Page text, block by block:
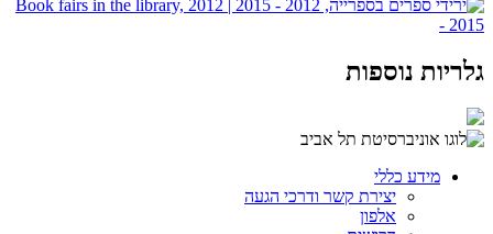
גלריות נוספות
מידע כללי
יצירת קשר ודרכי הגעה
אלפון